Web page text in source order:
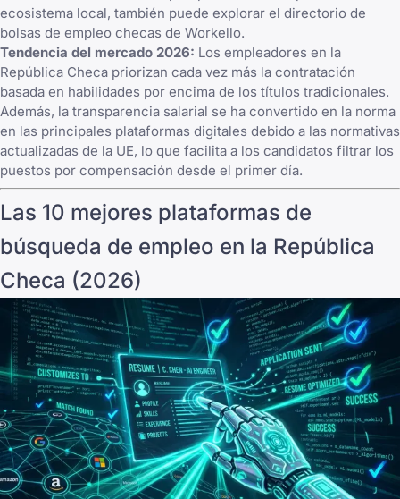
ecosistema local, también puede explorar el directorio de
bolsas de empleo checas de Workello.
Tendencia del mercado 2026: Los empleadores en la
República Checa priorizan cada vez más la contratación
basada en habilidades por encima de los títulos tradicionales.
Además, la transparencia salarial se ha convertido en la norma
en las principales plataformas digitales debido a las normativas
actualizadas de la UE, lo que facilita a los candidatos filtrar los
puestos por compensación desde el primer día.
Las 10 mejores plataformas de
búsqueda de empleo en la República
Checa (2026)